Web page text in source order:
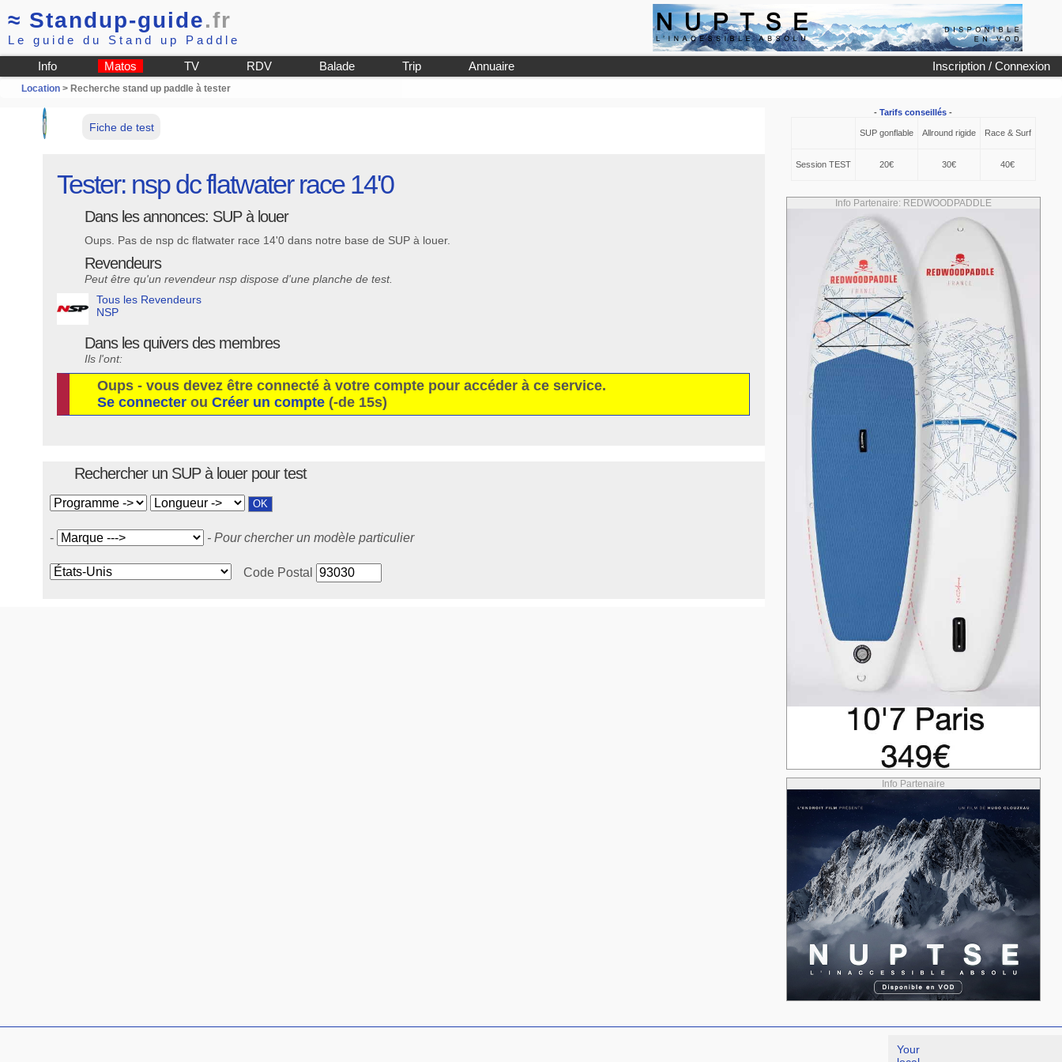
≈ Standup-guide.fr
Le guide du Stand up Paddle
Inscription / Connexion
Info Matos TV RDV Balade Trip Annuaire
Location> Recherche stand up paddle à tester
Fiche de test
Tester: nsp dc flatwater race 14'0
Dans les annonces: SUP à louer
Oups. Pas de nsp dc flatwater race 14'0 dans notre base de SUP à louer.
Revendeurs
Peut être qu'un revendeur nsp dispose d'une planche de test.
Tous les Revendeurs
NSP
Dans les quivers des membres
Ils l'ont:
Oups - vous devez être connecté à votre compte pour accéder à ce service.
Se connecter ouCréer un compte (-de 15s)
Rechercher un SUP à louer pour test
- - Pour chercher un modèle particulier
Code Postal
-Tarifs conseillés -
SUP gonflable Allround rigide Race & Surf
Session TEST 20€ 30€ 40€
Info Partenaire: REDWOODPADDLE
Info Partenaire
Your